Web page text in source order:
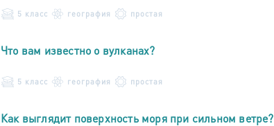
5 класс география простая
Что вам известно о вулканах?
5 класс география простая
Как выглядит поверхность моря при сильном ветре?